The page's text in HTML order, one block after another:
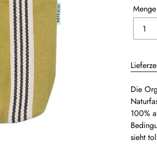
Menge
wird
zum
Die
100%
sieht